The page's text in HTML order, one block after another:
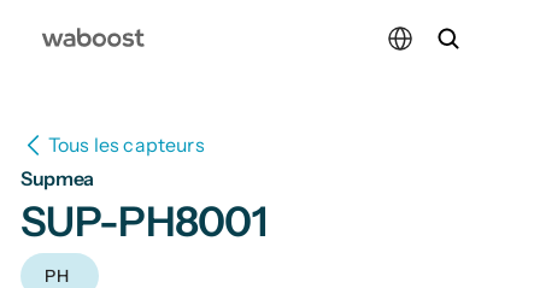
Tous les capteurs
Supmea
SUP-PH8001
PH